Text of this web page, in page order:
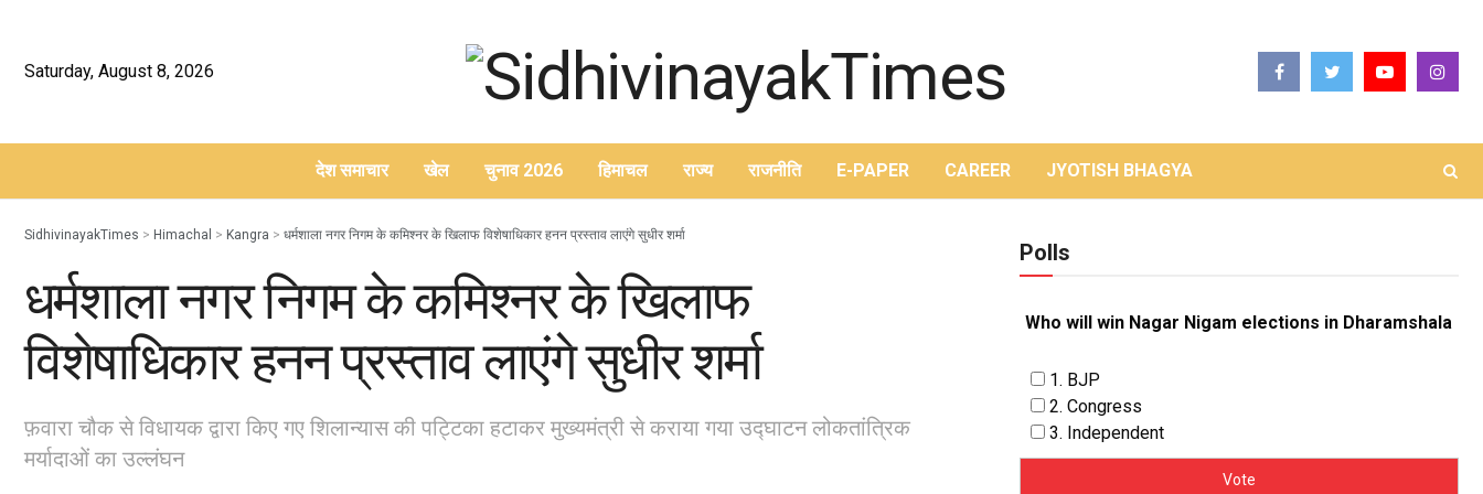
Saturday, August 8, 2026
देश समाचार खेल चुनाव 2026 हिमाचल राज्य राजनीति E-PAPER CAREER JYOTISH BHAGYA
SidhivinayakTimes > Himachal > Kangra > धर्मशाला नगर निगम के कमिश्नर के खिलाफ विशेषाधिकार हनन प्रस्ताव लाएंगे सुधीर शर्मा
धर्मशाला नगर निगम के कमिश्नर के खिलाफ
विशेषाधिकार हनन प्रस्ताव लाएंगे सुधीर शर्मा
फ़वारा चौक से विधायक द्वारा किए गए शिलान्यास की पट्टिका हटाकर मुख्यमंत्री से कराया गया उद्घाटन लोकतांत्रिक
मर्यादाओं का उल्लंघन
Polls
Who will win Nagar Nigam elections in Dharamshala
1. BJP
2. Congress
3. Independent